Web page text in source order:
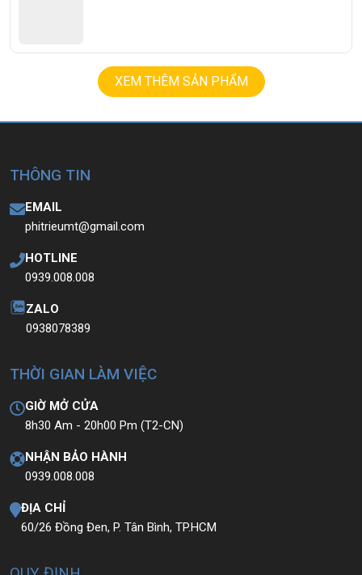
THÔNG TIN
EMAIL
phitrieumt@gmail.com
HOTLINE
0939.008.008
ZALO
0938078389
THỜI GIAN LÀM VIỆC
GIỜ MỞ CỬA
8h30 Am - 20h00 Pm (T2-CN)